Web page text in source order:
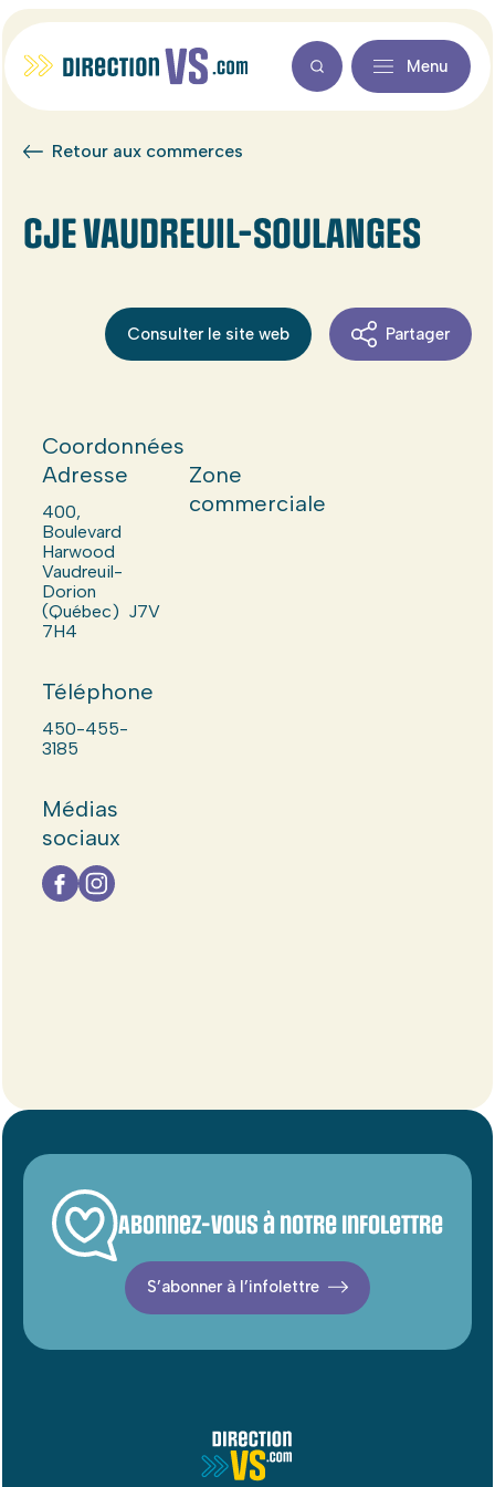
Menu
Retour aux commerces
CJE VAUDREUIL-SOULANGES
Consulter le site web Partager
Coordonnées
Adresse
400,
Boulevard
Harwood
Vaudreuil-
Dorion
(Québec) J7V
7H4
Téléphone
450-455-
3185
Médias
sociaux
Zone
commerciale
Abonnez-vous à notre infolettre
S’abonner à l’infolettre